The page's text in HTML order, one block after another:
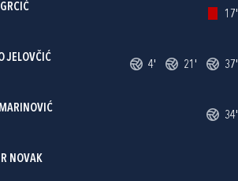
17'
JELOVČIĆ
4' 21' 37'
34'
NOVAK